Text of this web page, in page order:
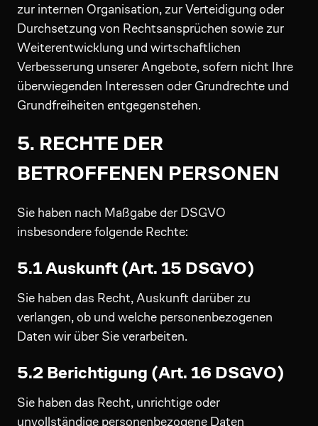
zur internen Organisation, zur Verteidigung oder
Durchsetzung von Rechtsansprüchen sowie zur
Weiterentwicklung und wirtschaftlichen
Verbesserung unserer Angebote, sofern nicht Ihre
überwiegenden Interessen oder Grundrechte und
Grundfreiheiten entgegenstehen.
5. RECHTE DER
BETROFFENEN PERSONEN
Sie haben nach Maßgabe der DSGVO
insbesondere folgende Rechte:
5.1 Auskunft (Art. 15 DSGVO)
Sie haben das Recht, Auskunft darüber zu
verlangen, ob und welche personenbezogenen
Daten wir über Sie verarbeiten.
5.2 Berichtigung (Art. 16 DSGVO)
Sie haben das Recht, unrichtige oder
unvollständige personenbezogene Daten